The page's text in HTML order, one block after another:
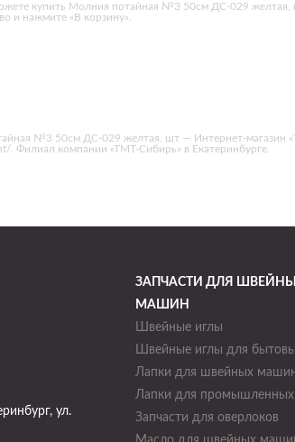
купить Молния потайная №3 50см ДС-029 желтая,
и нажмите «В корзину».
№3 50см ДС-029 желтая, шт — Интернет-магазин
Филиал компании «ТМТ-Сибирь» в Екатеринбурге.
, ул.
ЗАПЧАСТИ ДЛЯ
МАШИН
Швейные иглы
Швейные иглы для
Лапки для швейных
Лапки для
Запчасти для оверлоков